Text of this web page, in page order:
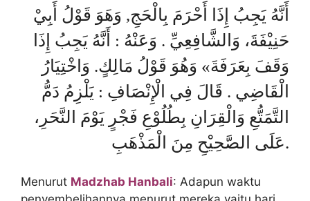
أَنَّهُ يَجِبُ إِذَا أَحْرَمَ بِالْحَجِ, وَهَوَ قَوْلُ أَبِيْ
حَنِيْفَةَ، وَالشَّافِعِيِّ . وَعَنْهُ : أَنَّهُ يَجِبُ إِذَا
وَقَفَ بِعَرَفَةَ» وَهُوَ قَوْلُ مَالِكٍ. وَاخْتِيَارُ
الْقَاضِي . قَالَ فِي الْإِنْصَافِ : يَلْزِمُ دَمُّ
التَّمَتُّعِ وَالْقِرَانِ بِطُلُوْعِ فَجْرٍ يَوْمَ النَّحَرِ،
عَلَى الصَّحِيْحِ مِنَ الْمَذْهَبِ.
Menurut Madzhab Hanbali: Adapun waktu